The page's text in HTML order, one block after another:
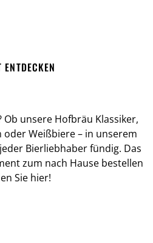
ENTDECKEN
Ob unsere Hofbräu Klassiker,
oder Weißbiere – in unserem
Bierliebhaber fündig. Das
zum nach Hause bestellen
Sie hier!